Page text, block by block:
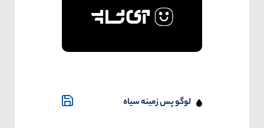
لوگو پس زمینه سیاه